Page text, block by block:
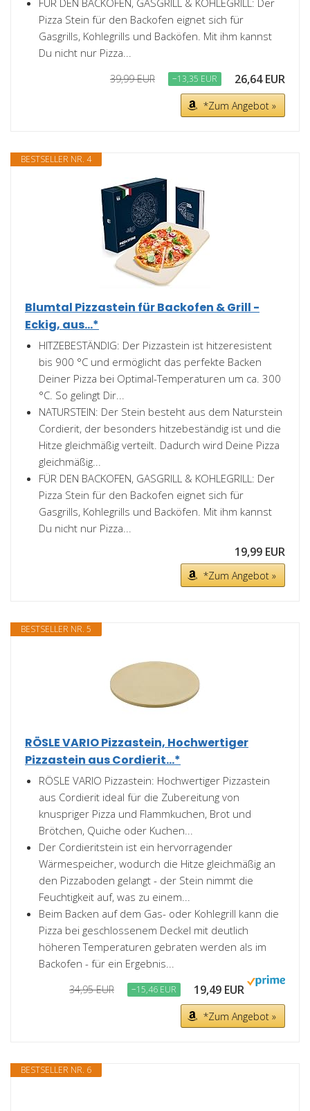
Pizza Stein für den Backofen eignet sich für
Gasgrills, Kohlegrills und Backöfen. Mit ihm kannst
Du nicht nur Pizza...
39,99 EUR −13,35 EUR 26,64 EUR
*Zum Angebot »
BESTSELLER NR. 4
Blumtal Pizzastein für Backofen & Grill -
Eckig, aus...*
HITZEBESTÄNDIG: Der Pizzastein ist hitzeresistent
bis 900 °C und ermöglicht das perfekte Backen
Deiner Pizza bei Optimal-Temperaturen um ca. 300
°C. So gelingt Dir...
NATURSTEIN: Der Stein besteht aus dem Naturstein
Cordierit, der besonders hitzebeständig ist und die
Hitze gleichmäßig verteilt. Dadurch wird Deine Pizza
gleichmäßig...
FÜR DEN BACKOFEN, GASGRILL & KOHLEGRILL: Der
Pizza Stein für den Backofen eignet sich für
Gasgrills, Kohlegrills und Backöfen. Mit ihm kannst
Du nicht nur Pizza...
19,99 EUR
*Zum Angebot »
BESTSELLER NR. 5
RÖSLE VARIO Pizzastein, Hochwertiger
Pizzastein aus Cordierit...*
RÖSLE VARIO Pizzastein: Hochwertiger Pizzastein
aus Cordierit ideal für die Zubereitung von
knuspriger Pizza und Flammkuchen, Brot und
Brötchen, Quiche oder Kuchen...
Der Cordieritstein ist ein hervorragender
Wärmespeicher, wodurch die Hitze gleichmäßig an
den Pizzaboden gelangt - der Stein nimmt die
Feuchtigkeit auf, was zu einem...
Beim Backen auf dem Gas- oder Kohlegrill kann die
Pizza bei geschlossenem Deckel mit deutlich
höheren Temperaturen gebraten werden als im
Backofen - für ein Ergebnis...
34,95 EUR −15,46 EUR 19,49 EUR
*Zum Angebot »
BESTSELLER NR. 6